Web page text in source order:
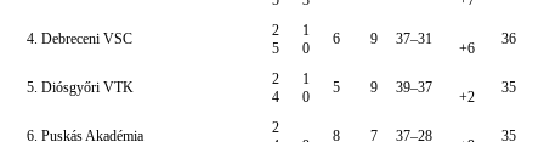
4. Debreceni VSC
2
5
1
0
6 9 37–31
+6
36
5. Diósgyőri VTK
2
4
1
0
5 9 39–37
+2
35
6. Puskás Akadémia
2
8 7 37–28 35